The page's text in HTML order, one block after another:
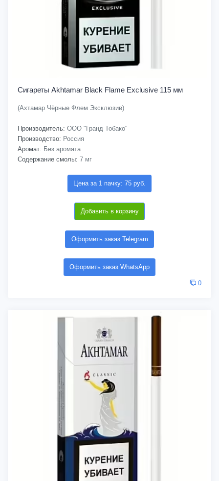
Сигареты Akhtamar Black Flame Exclusive 115 мм
(Ахтамар Чёрные Флем Эксклюзив)
Производитель: ООО "Гранд Тобако"
Производство: Россия
Аромат: Без аромата
Содержание смолы: 7 мг
Цена за 1 пачку: 75 руб.
Добавить в корзину
Оформить заказ Telegram
Оформить заказ WhatsApp
0